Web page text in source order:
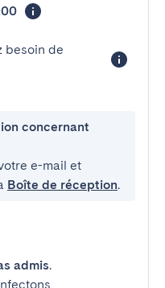
besoin de
concernant
e-mail et
Boîte de réception.
admis.